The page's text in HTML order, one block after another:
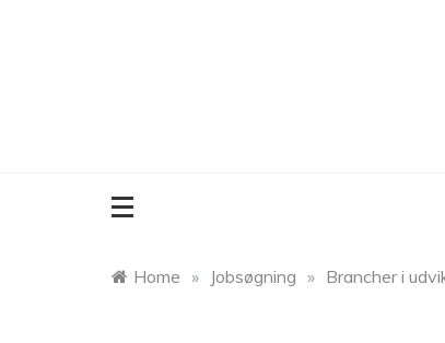
Home » Jobsøgning » Brancher i